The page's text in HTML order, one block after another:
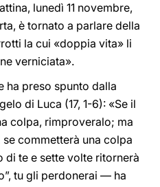
lunedì 11 novembre,
è tornato a parlare della
la cui «doppia vita» li
verniciata».
ha preso spunto dalla
di Luca (17, 1-6): «Se il
colpa, rimproveralo; ma
commetterà una colpa
te e sette volte ritornerà
tu gli perdonerai — ha